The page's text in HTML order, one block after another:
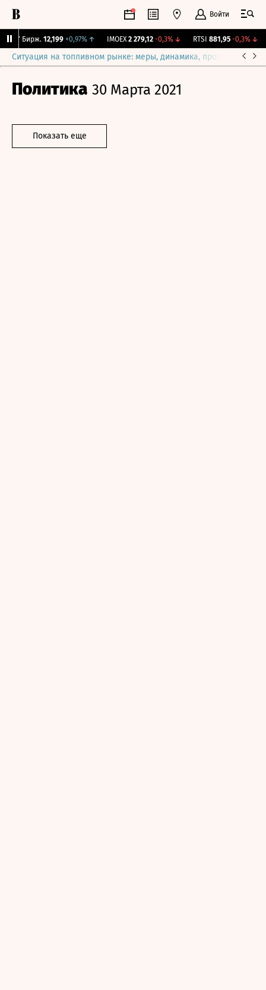
Войти
CNY Бирж. 12,199 +0,97%↑ IMOEX 2 279,12 -0,3%↓ RTSI 881,95 -0,3%↓
Ситуация на топливном рынке: меры, динамика, прогнозы
Политика 30 Марта 2021
Показать еще